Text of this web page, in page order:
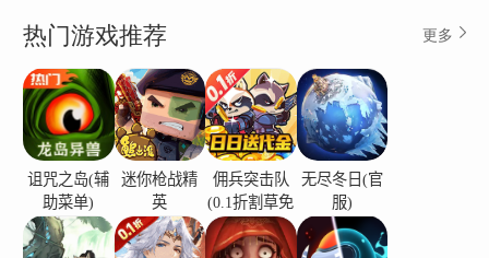
这不仅仅是一款简单的格斗游戏，更是一场充满情
感的冒险。运用绳索摆荡技巧穿梭于街头巷尾，体
验蜘蛛侠式的战斗，并在危急时刻拯救生命。感受
爆炸性战斗带来的刺激，与盟友并肩作战，解锁完
美英雄模式，迎战一波又一波的敌人。你的每一个
选择都将塑造你的城镇乃至世界的命运。
游戏特色：
体验逼真的超级英雄机制，飞行、摆荡、战斗。
热门游戏推荐 更多
诅咒之岛(辅
助菜单)
迷你枪战精
英
佣兵突击队
(0.1折割草免
费版)
无尽冬日(官
服)